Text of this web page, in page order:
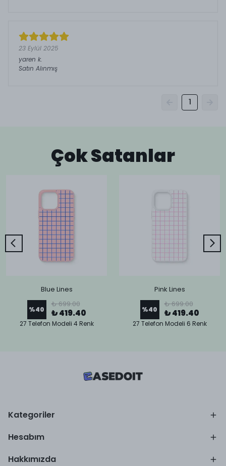
23 Eylül 2025
yaren k.
Satın Alınmış
1
Çok Satanlar
Blue Lines
%40
₺ 699.00
₺ 419.40
27 Telefon Modeli 4 Renk
Pink Lines
%40
₺ 699.00
₺ 419.40
27 Telefon Modeli 6 Renk
Kategoriler
Hesabım
Hakkımızda